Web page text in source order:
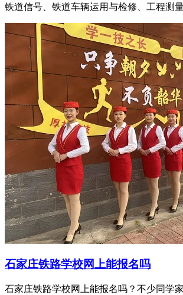
铁道信号、铁道车辆运用与检修、工程测
石家庄铁路学校网上能报名吗
石家庄铁路学校网上能报名吗？不少同学